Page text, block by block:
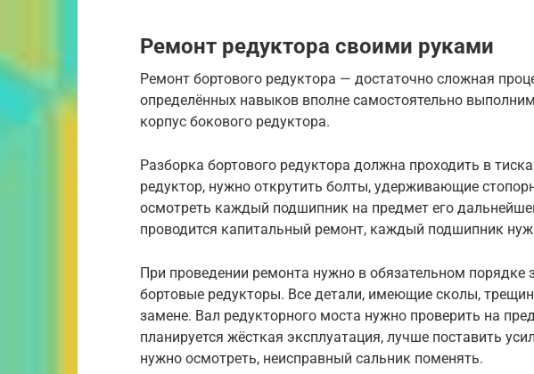
Ремонт редуктора своими руками
Ремонт бортового редуктора — достаточно сложная
определённых навыков вполне самостоятельно
корпус бокового редуктора.
Разборка бортового редуктора должна проходить в
редуктор, нужно открутить болты, удерживающие
осмотреть каждый подшипник на предмет его
проводится капитальный ремонт, каждый подшипник
При проведении ремонта нужно в обязательном порядке
бортовые редукторы. Все детали, имеющие сколы,
замене. Вал редукторного моста нужно проверить на
планируется жёсткая эксплуатация, лучше поставить
нужно осмотреть, неисправный сальник поменять.